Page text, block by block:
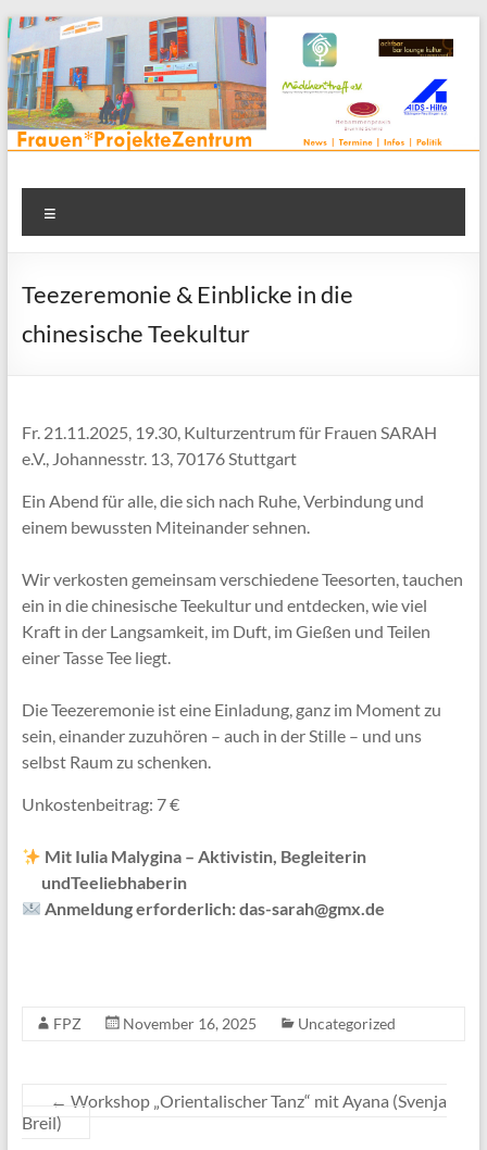
Zum
Inhalt
springen
Frauenprojektehaus wird
FrauenProjekteZentrum
Frauen* | Mädchen* | Projekte | Beratung | Veranstaltungen |
in einem Zentrum | Räume für alle | Projektarbeit | Begegnung
Teezeremonie & Einblicke in die
chinesische Teekultur
Fr. 21.11.2025, 19.30, Kulturzentrum für Frauen SARAH
e.V., Johannesstr. 13, 70176 Stuttgart
Ein Abend für alle, die sich nach Ruhe, Verbindung und
einem bewussten Miteinander sehnen.
Wir verkosten gemeinsam verschiedene Teesorten, tauchen
ein in die chinesische Teekultur und entdecken, wie viel
Kraft in der Langsamkeit, im Duft, im Gießen und Teilen
einer Tasse Tee liegt.
Die Teezeremonie ist eine Einladung, ganz im Moment zu
sein, einander zuzuhören – auch in der Stille – und uns
selbst Raum zu schenken.
Unkostenbeitrag: 7 €
Mit Iulia Malygina – Aktivistin, Begleiterin
undTeeliebhaberin
Anmeldung erforderlich: das-sarah@gmx.de
FPZ November 16, 2025 Uncategorized
← Workshop „Orientalischer Tanz“ mit Ayana (Svenja
Breil)